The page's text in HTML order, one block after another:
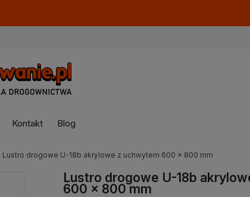
Wybierz coś dla
oferty lub zaloguj się,
Kontakt Blog
Lustro drogowe U-18b akrylowe z uchwytem 600 x 800 mm
Lustro drogowe U-18b
600 x 800 mm